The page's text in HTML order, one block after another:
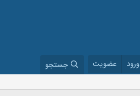
ورود عضویت جستجو